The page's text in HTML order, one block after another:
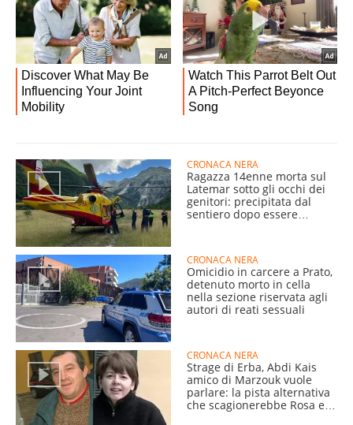
CRONACA NERA
Ragazza 14enne morta sul
Latemar sotto gli occhi dei
genitori: precipitata dal
sentiero dopo essere
CRONACA NERA
Omicidio in carcere a Prato,
detenuto morto in cella
nella sezione riservata agli
autori di reati sessuali
CRONACA NERA
Strage di Erba, Abdi Kais
amico di Marzouk vuole
parlare: la pista alternativa
che scagionerebbe Rosa e